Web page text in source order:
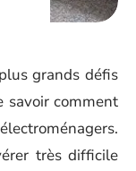
grands défis
savoir comment
très difficile